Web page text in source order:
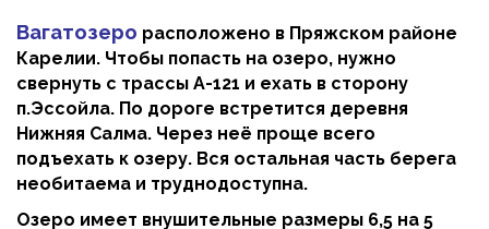
Вагатозеро расположено в Пряжском районе
Карелии. Чтобы попасть на озеро, нужно
свернуть с трассы А-121 и ехать в сторону
п.Эссойла. По дороге встретится деревня
Нижняя Салма. Через неё проще всего
подъехать к озеру. Вся остальная часть берега
необитаема и труднодоступна.
Озеро имеет внушительные размеры 6,5 на 5